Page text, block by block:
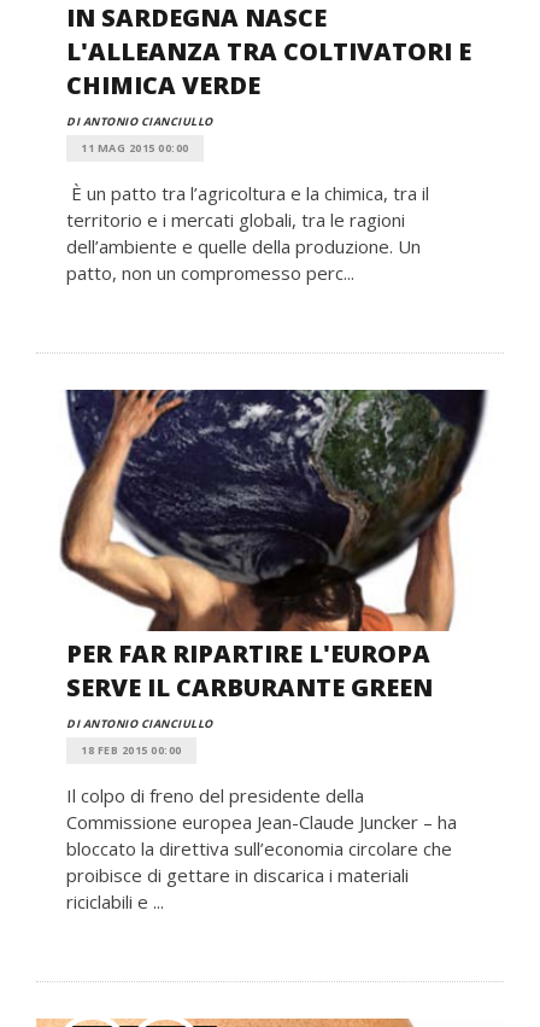
IN SARDEGNA NASCE
L'ALLEANZA TRA COLTIVATORI E
CHIMICA VERDE
DI ANTONIO CIANCIULLO
11 MAG 2015 00:00
È un patto tra l’agricoltura e la chimica, tra il
territorio e i mercati globali, tra le ragioni
dell’ambiente e quelle della produzione. Un
patto, non un compromesso perc...
PER FAR RIPARTIRE L'EUROPA
SERVE IL CARBURANTE GREEN
DI ANTONIO CIANCIULLO
18 FEB 2015 00:00
Il colpo di freno del presidente della
Commissione europea Jean-Claude Juncker – ha
bloccato la direttiva sull’economia circolare che
proibisce di gettare in discarica i materiali
riciclabili e ...